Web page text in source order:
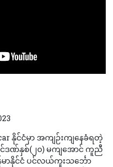
နိုင်ငံမှာ အကျဉ်းကျနေခံရတဲ့
င်ဒဏ်နှစ်(၂၀) မကျအောင် ကူညီ
ာနိုင်ငံ ပင်လယ်ကူးသင်္ဘော